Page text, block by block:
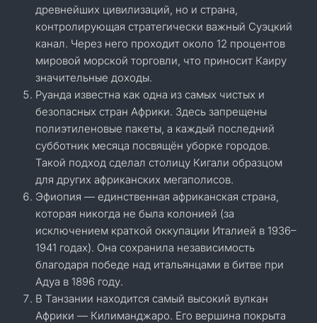
древнейших цивилизаций, но и страна,
контролирующая стратегически важный Суэцкий
канал. Через него проходит около 12 процентов
мировой морской торговли, что приносит Каиру
значительные доходы.
Руанда известна как одна из самых чистых и
безопасных стран Африки. Здесь запрещены
полиэтиленовые пакеты, а каждый последний
субботник месяца посвящён уборке городов.
Такой подход сделал столицу Кигали образцом
для других африканских мегаполисов.
Эфиопия — единственная африканская страна,
которая никогда не была колонией (за
исключением краткой оккупации Италией в 1936–
1941 годах). Она сохранила независимость
благодаря победе над итальянцами в битве при
Адуа в 1896 году.
В Танзании находится самый высокий вулкан
Африки — Килиманджаро. Его вершина покрыта